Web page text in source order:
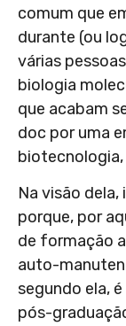
comum que
durante (ou
várias
biologia
que acabam
doc por uma
biotecnologia,
Na visão
porque, por
de formação
auto-
segundo ela,
pós-